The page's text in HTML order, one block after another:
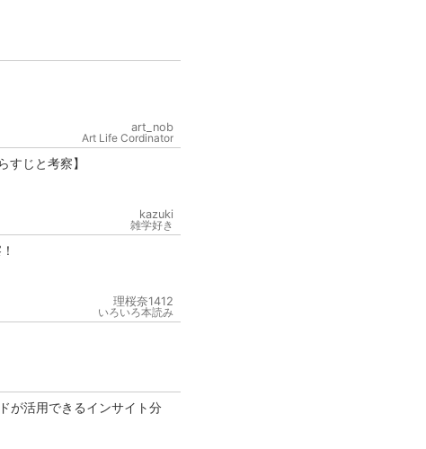
art_nob
Art Life Cordinator
じと考察】
kazuki
雑学好き
理桜奈1412
いろいろ本読み
が活用できるインサイト分